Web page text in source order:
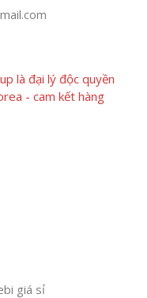
là đại lý độc quyền
- cam kết hàng
giá sỉ